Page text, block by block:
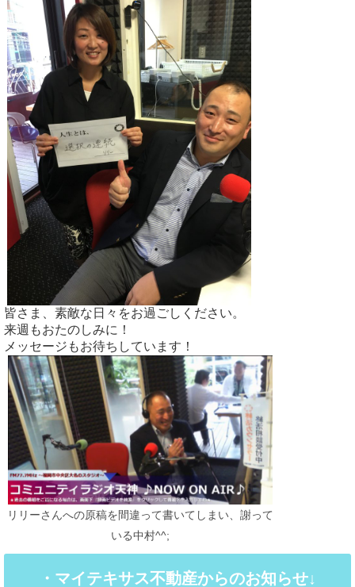
皆さま、素敵な日々をお過ごしください。
来週もおたのしみに！
メッセージもお待ちしています！
リリーさんへの原稿を間違って書いてしまい、謝って
いる中村^^;
・マイテキサス不動産からのお知らせ↓